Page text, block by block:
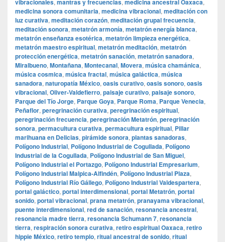
vibracionales, mantras y frecuencias, medicina ancestral Oaxaca,
medicina sonora comunitaria, medicina vibracional, meditación con
luz curativa, meditación corazón, meditación grupal frecuencia,
meditación sonora, metatrón armonía, metatrón energía blanca,
metatrón enseñanza esotérica, metatrón limpieza energética,
metatrón maestro espiritual, metatrón meditación, metatrón
protección energética, metatrón sanación, metatrón sanadora,
Miralbueno, Montañana, Montecanal, Movera, música chamánica,
música cosmica, música fractal, música galáctica, música
sanadora, naturopatía México, oasis curativo, oasis sonoro, oasis
vibracional, Oliver-Valdefierro, paisaje curativo, paisaje sonoro,
Parque del Tío Jorge, Parque Goya, Parque Roma, Parque Venecia,
Peñaflor, peregrinación curativa, peregrinación espiritual,
peregrinación frecuencia, peregrinación Metatrón, peregrinación
sonora, permacultura curativa, permacultura espiritual, Pillar
marihuana en Delicias, pirámide sonora, plantas sanadoras,
Polígono Industrial, Polígono Industrial de Cogullada, Polígono
Industrial de la Cogullada, Polígono Industrial de San Miguel,
Polígono Industrial el Portazgo, Polígono Industrial Empresarium,
Polígono Industrial Malpica-Alfindén, Polígono Industrial Plaza,
Polígono Industrial Río Gállego, Polígono Industrial Valdespartera,
portal galáctico, portal interdimensional, portal Metatrón, portal
sonido, portal vibracional, prana metatrón, pranayama vibracional,
puente interdimensional, red de sanación, resonancia ancestral,
resonancia madre tierra, resonancia Schumann 7, resonancia
tierra, respiración sonora curativa, retiro espiritual Oaxaca, retiro
hippie México, retiro templo, ritual ancestral de sonido, ritual